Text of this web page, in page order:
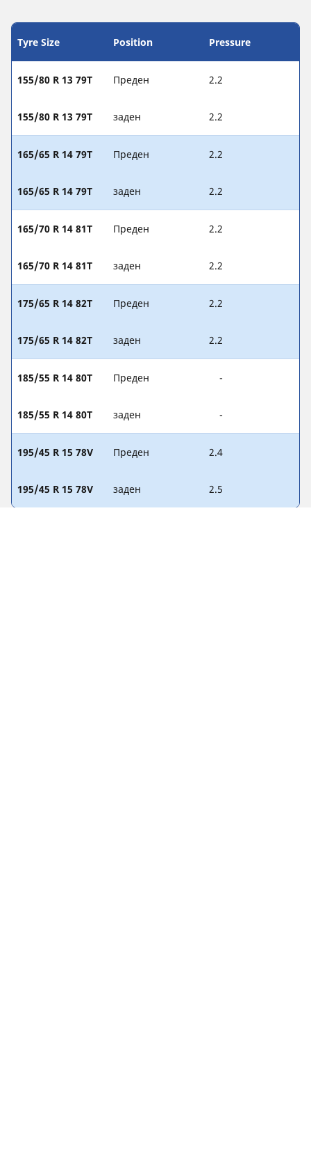
Tyre Size Position Pressure
155/80 R 13 79T Преден 2.2
155/80 R 13 79T заден 2.2
165/65 R 14 79T Преден 2.2
165/65 R 14 79T заден 2.2
165/70 R 14 81T Преден 2.2
165/70 R 14 81T заден 2.2
175/65 R 14 82T Преден 2.2
175/65 R 14 82T заден 2.2
185/55 R 14 80T Преден -
185/55 R 14 80T заден -
195/45 R 15 78V Преден 2.4
195/45 R 15 78V заден 2.5